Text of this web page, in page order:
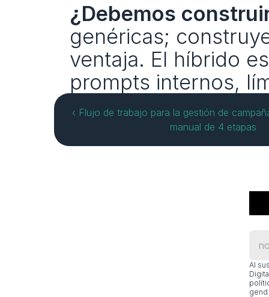
¿Debemos
genéricas;
ventaja. El híbrido
prompts internos,
‹ Flujo de trabajo para la gestión de
manual de 4 etapas
Al